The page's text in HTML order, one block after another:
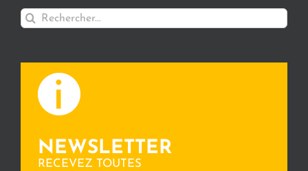
Rechercher:
NEWSLETTER
RECEVEZ TOUTES